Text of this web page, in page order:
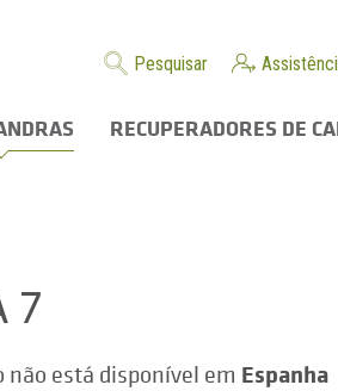
Pesquisar
RECUPERADORES DE
7
não está disponível em Espanha